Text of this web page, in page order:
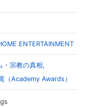
ENTERTAINMENT
・宗教の真相
（Academy Awards）